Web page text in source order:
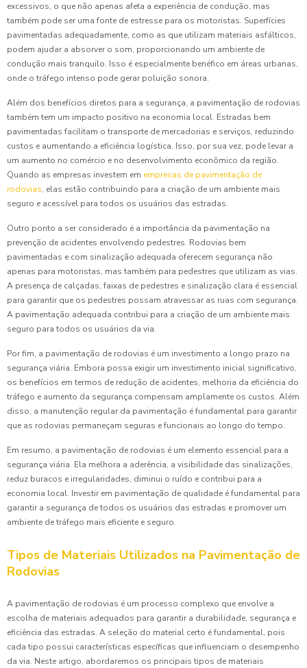
excessivos, o que não apenas afeta a experiência de condução, mas
também pode ser uma fonte de estresse para os motoristas. Superfícies
pavimentadas adequadamente, como as que utilizam materiais asfálticos,
podem ajudar a absorver o som, proporcionando um ambiente de
condução mais tranquilo. Isso é especialmente benéfico em áreas urbanas,
onde o tráfego intenso pode gerar poluição sonora.
Além dos benefícios diretos para a segurança, a pavimentação de rodovias
também tem um impacto positivo na economia local. Estradas bem
pavimentadas facilitam o transporte de mercadorias e serviços, reduzindo
custos e aumentando a eficiência logística. Isso, por sua vez, pode levar a
um aumento no comércio e no desenvolvimento econômico da região.
Quando as empresas investem em empresas de pavimentação de
rodovias, elas estão contribuindo para a criação de um ambiente mais
seguro e acessível para todos os usuários das estradas.
Outro ponto a ser considerado é a importância da pavimentação na
prevenção de acidentes envolvendo pedestres. Rodovias bem
pavimentadas e com sinalização adequada oferecem segurança não
apenas para motoristas, mas também para pedestres que utilizam as vias.
A presença de calçadas, faixas de pedestres e sinalização clara é essencial
para garantir que os pedestres possam atravessar as ruas com segurança.
A pavimentação adequada contribui para a criação de um ambiente mais
seguro para todos os usuários da via.
Por fim, a pavimentação de rodovias é um investimento a longo prazo na
segurança viária. Embora possa exigir um investimento inicial significativo,
os benefícios em termos de redução de acidentes, melhoria da eficiência do
tráfego e aumento da segurança compensam amplamente os custos. Além
disso, a manutenção regular da pavimentação é fundamental para garantir
que as rodovias permaneçam seguras e funcionais ao longo do tempo.
Em resumo, a pavimentação de rodovias é um elemento essencial para a
segurança viária. Ela melhora a aderência, a visibilidade das sinalizações,
reduz buracos e irregularidades, diminui o ruído e contribui para a
economia local. Investir em pavimentação de qualidade é fundamental para
garantir a segurança de todos os usuários das estradas e promover um
ambiente de tráfego mais eficiente e seguro.
Tipos de Materiais Utilizados na Pavimentação de
Rodovias
A pavimentação de rodovias é um processo complexo que envolve a
escolha de materiais adequados para garantir a durabilidade, segurança e
eficiência das estradas. A seleção do material certo é fundamental, pois
cada tipo possui características específicas que influenciam o desempenho
da via. Neste artigo, abordaremos os principais tipos de materiais